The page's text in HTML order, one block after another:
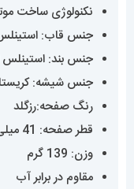
نکنولوژی ساخت
جنس قاب:
جنس بند:
جنس شیشه:
رنگ صفحه:رزگلد
قطر صفحه: 41 میلی‌متر
وزن: 139 گرم
مقاوم در برابر آب